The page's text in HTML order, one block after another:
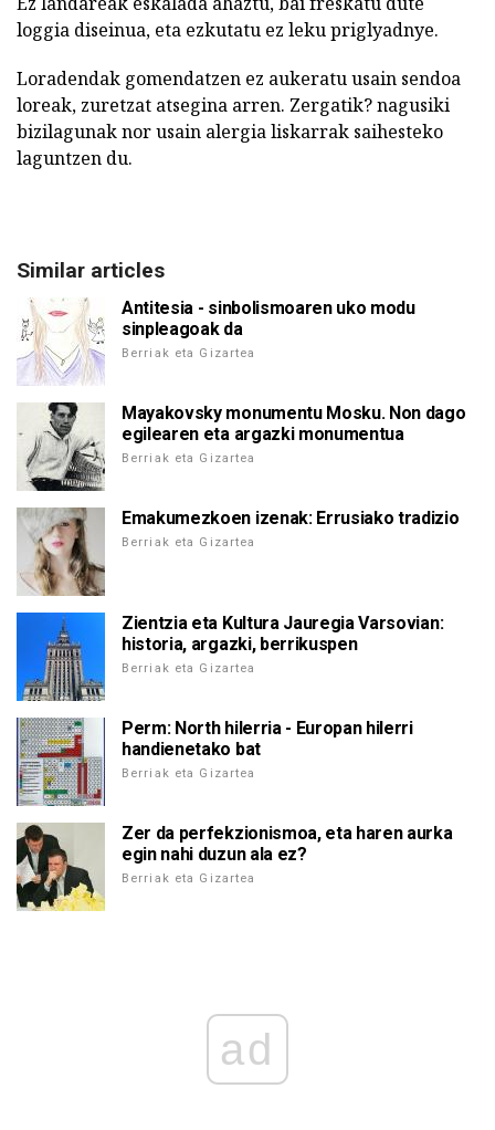
loggia diseinua, eta ezkutatu ez leku priglyadnye.
Loradendak gomendatzen ez aukeratu usain sendoa
loreak, zuretzat atsegina arren. Zergatik? nagusiki
bizilagunak nor usain alergia liskarrak saihesteko
laguntzen du.
Similar articles
Antitesia - sinbolismoaren uko modu
sinpleagoak da
Berriak eta Gizartea
Mayakovsky monumentu Mosku. Non dago
egilearen eta argazki monumentua
Berriak eta Gizartea
Emakumezkoen izenak: Errusiako tradizio
Berriak eta Gizartea
Zientzia eta Kultura Jauregia Varsovian:
historia, argazki, berrikuspen
Berriak eta Gizartea
Perm: North hilerria - Europan hilerri
handienetako bat
Berriak eta Gizartea
Zer da perfekzionismoa, eta haren aurka
egin nahi duzun ala ez?
Berriak eta Gizartea
ad